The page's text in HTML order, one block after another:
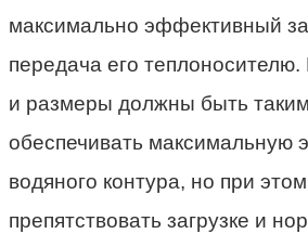
максимально эффективный
передача его теплоносителю.
и размеры должны быть
обеспечивать максимальную
водяного контура, но при
препятствовать загрузке и